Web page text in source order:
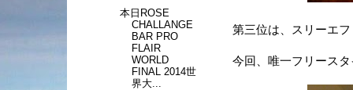
第三位は、スリーエ
今回、唯一フリース
本日ROSE
CHALLANGE
BAR PRO
FLAIR
WORLD
FINAL 2014世
界大...